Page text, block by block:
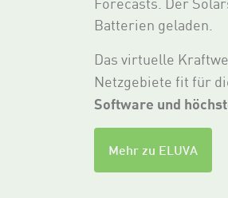
Batterien geladen.
Das virtuelle
Netzgebiete fit für
Software und
Mehr zu ELUVA